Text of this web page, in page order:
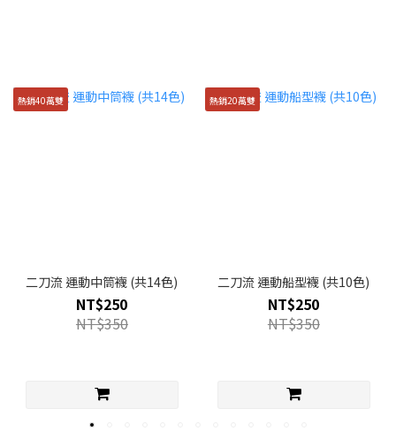
熱銷40萬雙
二刀流 運動中筒襪 (共14色)
NT$250
NT$350
熱銷20萬雙
二刀流 運動船型襪 (共10色)
NT$250
NT$350